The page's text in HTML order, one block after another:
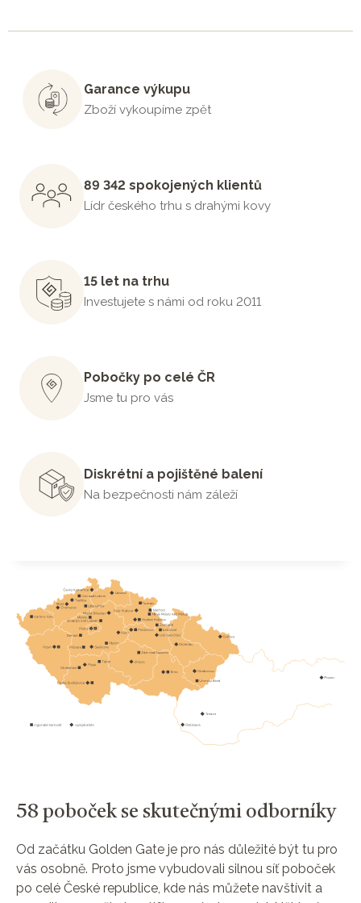
Garance výkupu
Zboží vykoupíme zpět
89 342 spokojených klientů
Lídr českého trhu s drahými kovy
15 let na trhu
Investujete s námi od roku 2011
Pobočky po celé ČR
Jsme tu pro vás
Diskrétní a pojištěné balení
Na bezpečnosti nám záleží
58 poboček se skutečnými odborníky
Od začátku Golden Gate je pro nás důležité být tu pro
vás osobně. Proto jsme vybudovali silnou síť poboček
po celé České republice, kde nás můžete navštívit a